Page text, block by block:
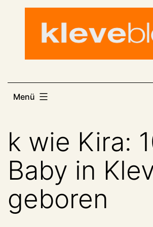
Menü
k wie Kira:
Baby in
geboren